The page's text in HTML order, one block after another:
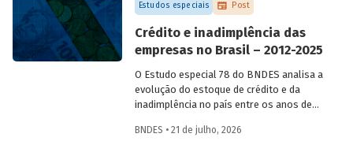
desembolsados. Ainda no período, foram
contratados 25 novos projetos.
Estudos especiais Post
Crédito e inadimplência das
empresas no Brasil – 2012-2025
O Estudo especial 78 do BNDES analisa a
evolução do estoque de crédito e da
inadimplência no país entre os anos de
analíticos complementares: o porte da
BNDES • 21 de julho, 2026